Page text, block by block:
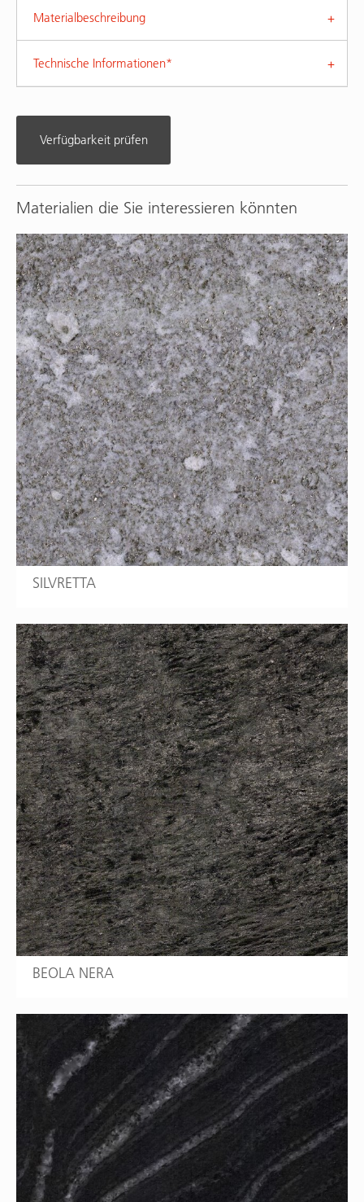
Materialbeschreibung
Technische Informationen*
Verfügbarkeit prüfen
Materialien die Sie interessieren könnten
SILVRETTA
BEOLA NERA